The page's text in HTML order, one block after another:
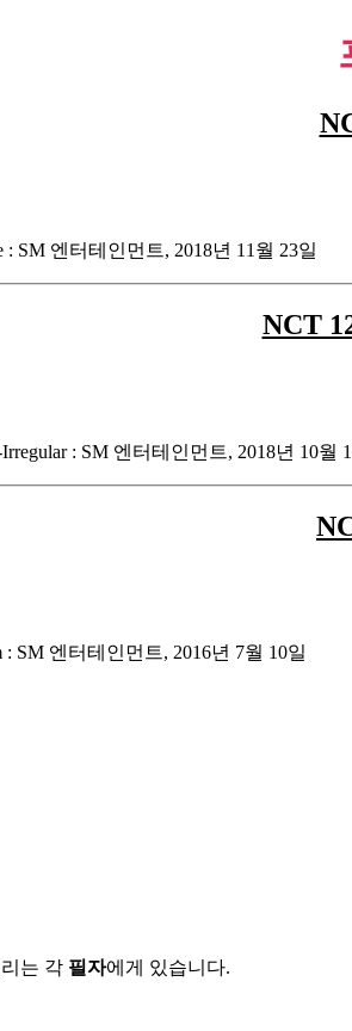
: SM 엔터테인먼트, 2018년 11월 23일
NCT
: SM 엔터테인먼트, 2018년 10월
: SM 엔터테인먼트, 2016년 7월 10일
는 각 필자에게 있습니다.